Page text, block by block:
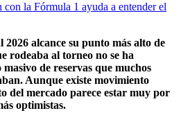
con la Fórmula 1 ayuda a entender el
alcance su punto más alto de
rodeaba al torneo no se ha
de reservas que muchos
Aunque existe movimiento
del mercado parece estar muy por
optimistas.